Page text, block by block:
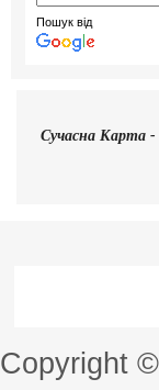
Пошук від
Сучасна Карта -
Copyright ©